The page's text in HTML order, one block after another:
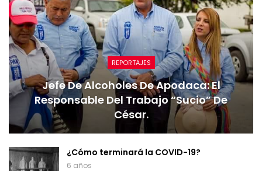
REPORTAJES
Jefe De Alcoholes De Apodaca: El
Responsable Del Trabajo “sucio” De
César.
¿Cómo terminará la COVID-19?
6 años